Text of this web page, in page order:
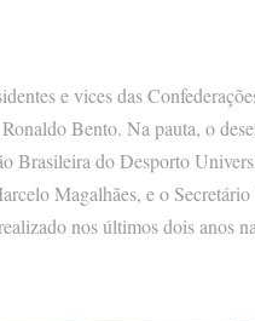
e vices das
Bento. Na pauta, o
Brasileira do Desporto
Magalhães, e o
nos últimos dois anos